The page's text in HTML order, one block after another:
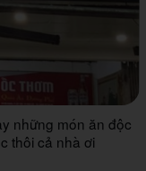
những món ăn độc
thôi cả nhà ơi